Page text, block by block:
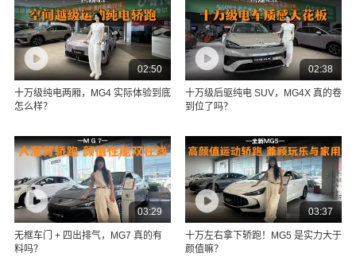
02:50
十万级纯电两厢，MG4 实际体验到底
怎么样？
02:38
十万级后驱纯电 SUV，MG4X 真的卷
到位了吗？
03:29
无框车门 + 四出排气，MG7 真的有
料吗？
03:37
十万左右拿下轿跑！MG5 是实力大于
颜值嘛？